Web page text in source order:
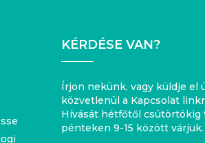
KÉRDÉSE VAN?
Írjon nekünk, vagy küldje el
közvetlenül a Kapcsolat
Hívását hétfőtől csütörtökig
pénteken 9-15 között várjuk.